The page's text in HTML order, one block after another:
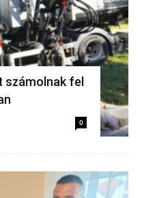
számolnak fel
0